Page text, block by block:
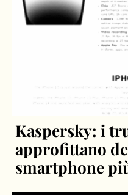
Kaspersky: i
approfittano
smartphone